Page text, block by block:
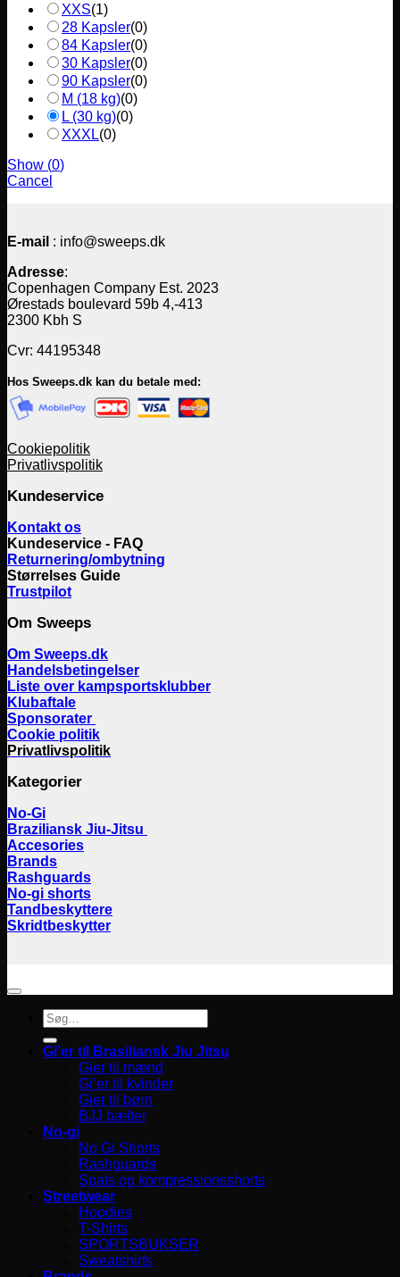
XXS(1)
28 Kapsler(0)
84 Kapsler(0)
30 Kapsler(0)
90 Kapsler(0)
M (18 kg)(0)
L (30 kg)(0)
XXXL(0)
Show (0)
Cancel
E-mail : info@sweeps.dk
Adresse:
Copenhagen Company Est. 2023
Ørestads boulevard 59b 4,-413
2300 Kbh S
Cvr: 44195348
Hos Sweeps.dk kan du betale med:
Cookiepolitik
Privatlivspolitik
Kundeservice
Kontakt os
Kundeservice - FAQ
Returnering/ombytning
Størrelses Guide
Trustpilot
Om Sweeps
Om Sweeps.dk
Handelsbetingelser
Liste over kampsportsklubber
Klubaftale
Sponsorater
Cookie politik
Privatlivspolitik
Kategorier
No-Gi
Braziliansk Jiu-Jitsu
Accesories
Brands
Rashguards
No-gi shorts
Tandbeskyttere
Skridtbeskytter
Søg
efter:
Gi’er til Brasiliansk Jiu Jitsu
Gier til mænd
Gi’er til kvinder
Gier til børn
BJJ bælter
No-gi
No Gi Shorts
Rashguards
Spats og kompressionsshorts
Streetwear
Hoodies
T-Shirts
SPORTSBUKSER
Sweatshirts